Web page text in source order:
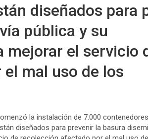
diseñados para
pública y su
mejorar el servicio
mal uso de los
la instalación de 7.000
diseñados para prevenir la basura